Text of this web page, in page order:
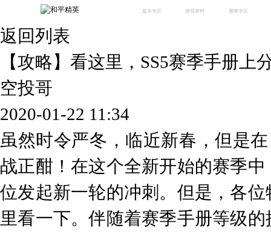
版本专区 游戏资料 赛事专区
体验服 视频中心 授权赛
返回列表
【攻略】看这里，SS5赛季手册上
空投哥
2020-01-22 11:34
虽然时令严冬，临近新春，但是
战正酣！在这个全新开始的赛季
位发起新一轮的冲刺。但是，各
里看一下。伴随着赛季手册等级